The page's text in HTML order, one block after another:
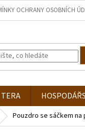
OCHRANY OSOBNÍCH
Pouzdro se sáčkem